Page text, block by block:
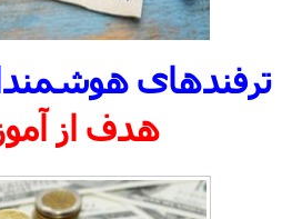
ترفندهای
هدف از